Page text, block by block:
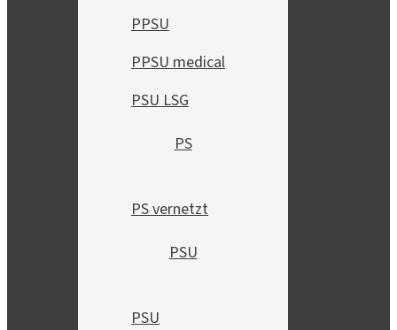
PPSU
PPSU medical
PSU LSG
PS
PS vernetzt
PSU
PSU